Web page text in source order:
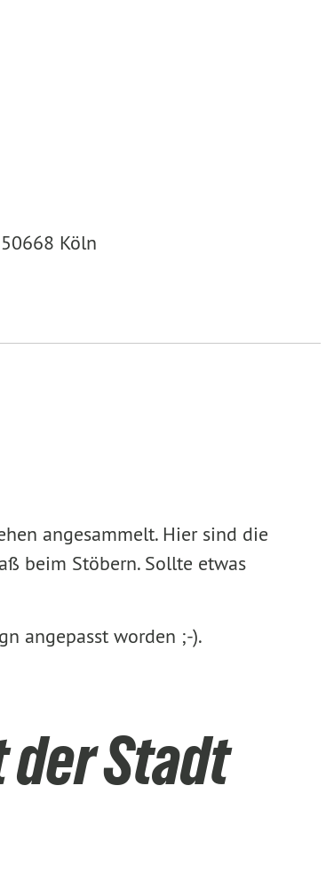
Köln
angesammelt. Hier sind die
beim Stöbern. Sollte etwas
angepasst worden ;-).
Stadt